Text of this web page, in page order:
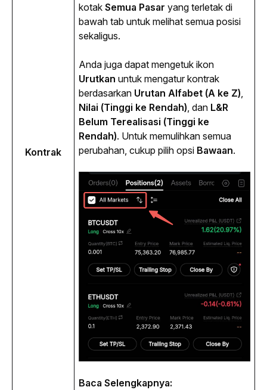
Kontrak
kotak Semua Pasar yang terletak di
bawah tab untuk melihat semua posisi
sekaligus.
Anda juga dapat mengetuk ikon
Urutkan untuk mengatur kontrak
berdasarkan Urutan Alfabet (A ke Z)
Nilai (Tinggi ke Rendah), dan L&R
Belum Terealisasi (Tinggi ke
Rendah). Untuk memulihkan semua
perubahan, cukup pilih opsi Bawaan.
Baca Selengkapnya: